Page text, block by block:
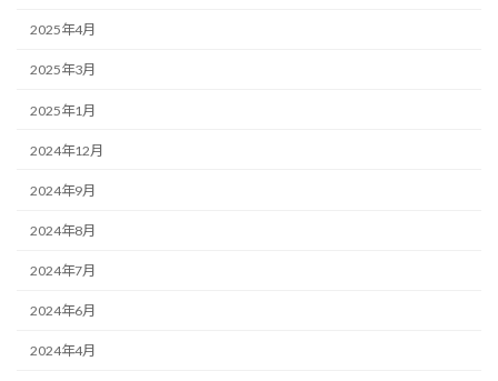
2025年4月
2025年3月
2025年1月
2024年12月
2024年9月
2024年8月
2024年7月
2024年6月
2024年4月